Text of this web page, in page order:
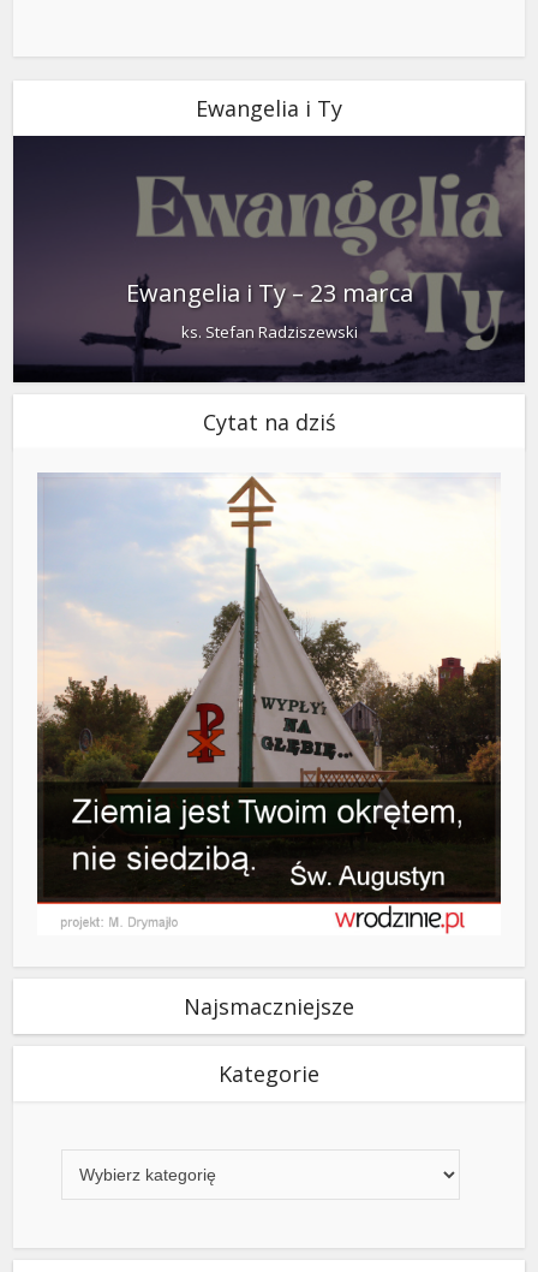
Ewangelia i Ty
Ewangelia i Ty – 23 marca
ks. Stefan Radziszewski
Cytat na dziś
Najsmaczniejsze
Kategorie